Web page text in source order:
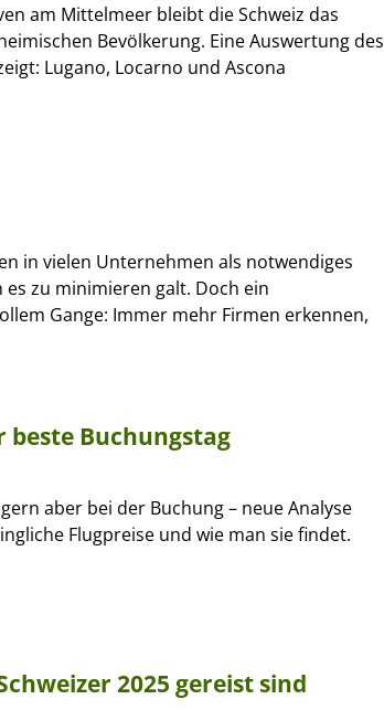
am Mittelmeer bleibt die Schweiz das
Bevölkerung. Eine Auswertung des
Lugano, Locarno und Ascona
in vielen Unternehmen als notwendiges
es zu minimieren galt. Doch ein
Gange: Immer mehr Firmen erkennen,
beste Buchungstag
aber bei der Buchung – neue Analyse
Flugpreise und wie man sie findet.
2025 gereist sind